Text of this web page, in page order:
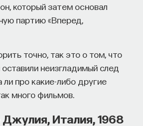
который затем основал
партию «Вперед,
точно, так это о том, что
неизгладимый след
ли про какие-либо другие
много фильмов.
Италия, 1968